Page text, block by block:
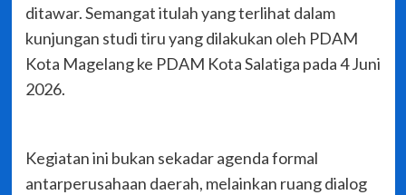
ditawar. Semangat itulah yang terlihat dalam
kunjungan studi tiru yang dilakukan oleh PDAM
Kota Magelang ke PDAM Kota Salatiga pada 4 Juni
2026.
Kegiatan ini bukan sekadar agenda formal
antarperusahaan daerah, melainkan ruang dialog